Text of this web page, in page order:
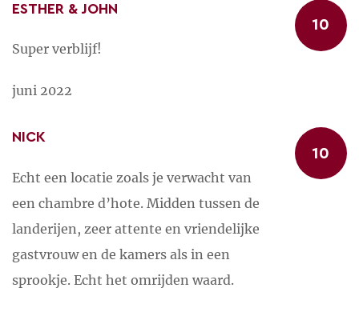
ESTHER & JOHN
Super verblijf!
juni 2022
10
NICK
Echt een locatie zoals je verwacht van
een chambre d’hote. Midden tussen de
landerijen, zeer attente en vriendelijke
gastvrouw en de kamers als in een
sprookje. Echt het omrijden waard.
10